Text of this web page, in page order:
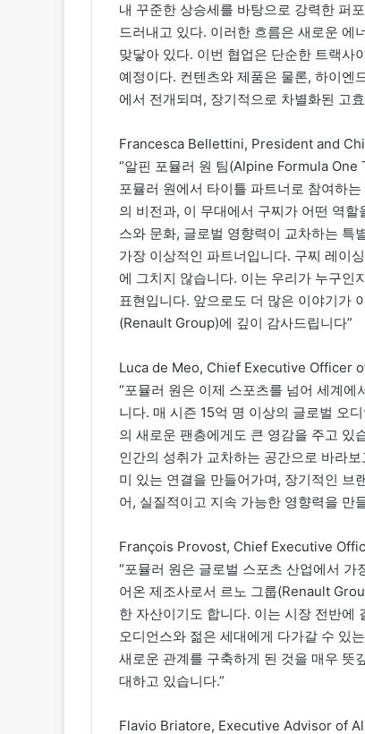
내 꾸준한 상승세를 바탕으로 강력한 퍼
드러내고 있다. 이러한 흐름은 새로운 에
맞닿아 있다. 이번 협업은 단순한 트랙사
예정이다. 컨텐츠와 제품은 물론, 하이엔
에서 전개되며, 장기적으로 차별화된 고
Francesca Bellettini, President and
“알핀 포뮬러 원 팀(Alpine Formula One
포뮬러 원에서 타이틀 파트너로 참여하
의 비전과, 이 무대에서 구찌가 어떤 역
스와 문화, 글로벌 영향력이 교차하는 특
가장 이상적인 파트너입니다. 구찌 레이
에 그치지 않습니다. 이는 우리가 누구인
표현입니다. 앞으로도 더 많은 이야기가
(Renault Group)에 깊이 감사드립니다”
Luca de Meo, Chief Executive Officer
“포뮬러 원은 이제 스포츠를 넘어 세계
니다. 매 시즌 15억 명 이상의 글로벌 오
의 새로운 팬층에게도 큰 영감을 주고 있
인간의 성취가 교차하는 공간으로 바라
미 있는 연결을 만들어가며, 장기적인 브
어, 실질적이고 지속 가능한 영향력을 만
François Provost, Chief Executive
“포뮬러 원은 글로벌 스포츠 산업에서
어온 제조사로서 르노 그룹(Renault
한 자산이기도 합니다. 이는 시장 전반에
오디언스와 젊은 세대에게 다가갈 수 있
새로운 관계를 구축하게 된 것을 매우 뜻
대하고 있습니다.”
Flavio Briatore, Executive Advisor of